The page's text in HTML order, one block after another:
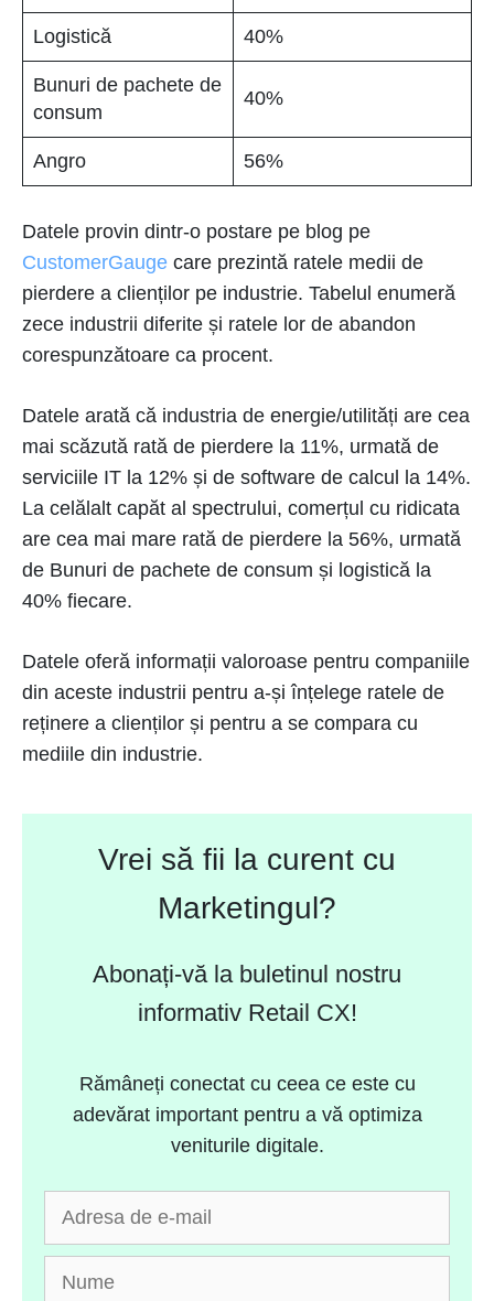
Logistică 40%
Bunuri de pachete de
consum
40%
Angro 56%
Datele provin dintr-o postare pe blog pe
CustomerGauge care prezintă ratele medii de
pierdere a clienților pe industrie. Tabelul enumeră
zece industrii diferite și ratele lor de abandon
corespunzătoare ca procent.
Datele arată că industria de energie/utilități are cea
mai scăzută rată de pierdere la 11%, urmată de
serviciile IT la 12% și de software de calcul la 14%.
La celălalt capăt al spectrului, comerțul cu ridicata
are cea mai mare rată de pierdere la 56%, urmată
de Bunuri de pachete de consum și logistică la
40% fiecare.
Datele oferă informații valoroase pentru companiile
din aceste industrii pentru a-și înțelege ratele de
reținere a clienților și pentru a se compara cu
mediile din industrie.
Vrei să fii la curent cu
Marketingul?
Abonați-vă la buletinul nostru
informativ Retail CX!
Rămâneți conectat cu ceea ce este cu
adevărat important pentru a vă optimiza
veniturile digitale.